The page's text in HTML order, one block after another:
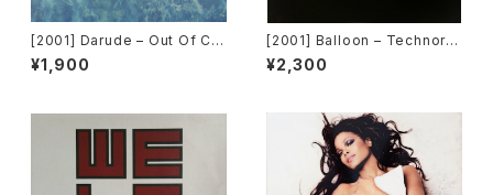
[2001] Darude – Out Of Co
ntrol [Urban]
¥1,900
[2001] Balloon – Technoro
cker [Radikal Records]
¥2,300